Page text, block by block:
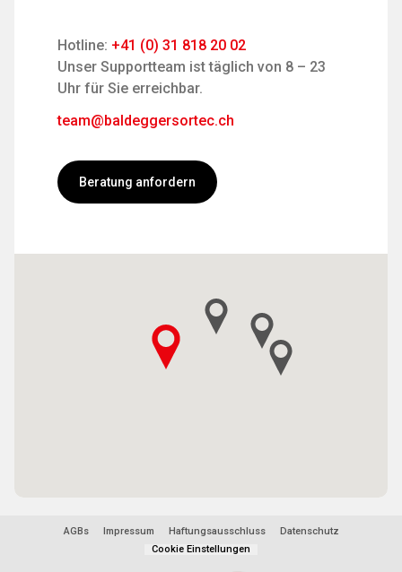
Hotline: +41 (0) 31 818 20 02
Unser Supportteam ist täglich von 8 – 23
Uhr für Sie erreichbar.
team@baldeggersortec.ch
Beratung anfordern
AGBs Impressum Haftungsausschluss
Datenschutz
Cookie Einstellungen